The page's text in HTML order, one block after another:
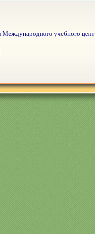
учебного